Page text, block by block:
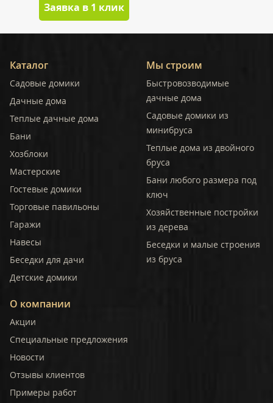
Заявка в 1 клик
Каталог
Садовые домики
Дачные дома
Теплые дачные дома
Бани
Хозблоки
Мастерские
Гостевые домики
Торговые павильоны
Гаражи
Навесы
Беседки для дачи
Детские домики
Мы строим
Быстровозводимые
дачные дома
Садовые домики из
минибруса
Теплые дома из двойного
бруса
Бани любого размера под
ключ
Хозяйственные постройки
из дерева
Беседки и малые строения
из бруса
О компании
Акции
Специальные предложения
Новости
Отзывы клиентов
Примеры работ